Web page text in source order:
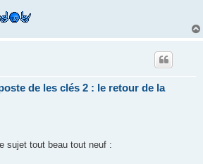
de les clés 2 : le retour de la
sujet tout beau tout neuf :